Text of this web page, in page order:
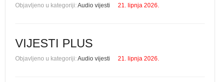
Objavljeno u kategoriji:Audio vijesti 21. lipnja 2026.
VIJESTI PLUS
Objavljeno u kategoriji:Audio vijesti 21. lipnja 2026.